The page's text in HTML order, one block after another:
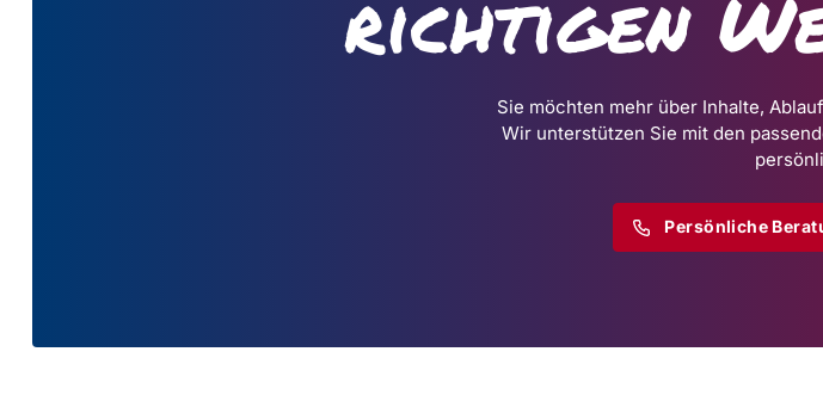
richtigen
Sie möchten mehr über Inhalte,
Wir unterstützen Sie mit den
Persönliche